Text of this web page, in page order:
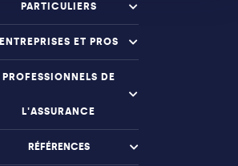
PARTICULIERS
ENTREPRISES ET PROS
PROFESSIONNELS DE
L'ASSURANCE
RÉFÉRENCES